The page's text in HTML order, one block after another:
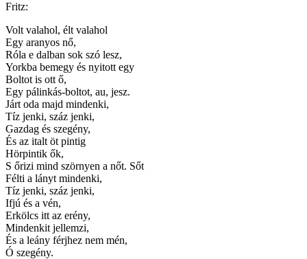
Fritz:
Volt valahol, élt valahol
Egy aranyos nő,
Róla e dalban sok szó lesz,
Yorkba bemegy és nyitott egy
Boltot is ott ő,
Egy pálinkás-boltot, au, jesz.
Járt oda majd mindenki,
Tíz jenki, száz jenki,
Gazdag és szegény,
És az italt öt pintig
Hörpintik ők,
S őrizi mind szörnyen a nőt. Sőt
Félti a lányt mindenki,
Tíz jenki, száz jenki,
Ifjú és a vén,
Erkölcs itt az erény,
Mindenkit jellemzi,
És a leány férjhez nem mén,
Ó szegény.